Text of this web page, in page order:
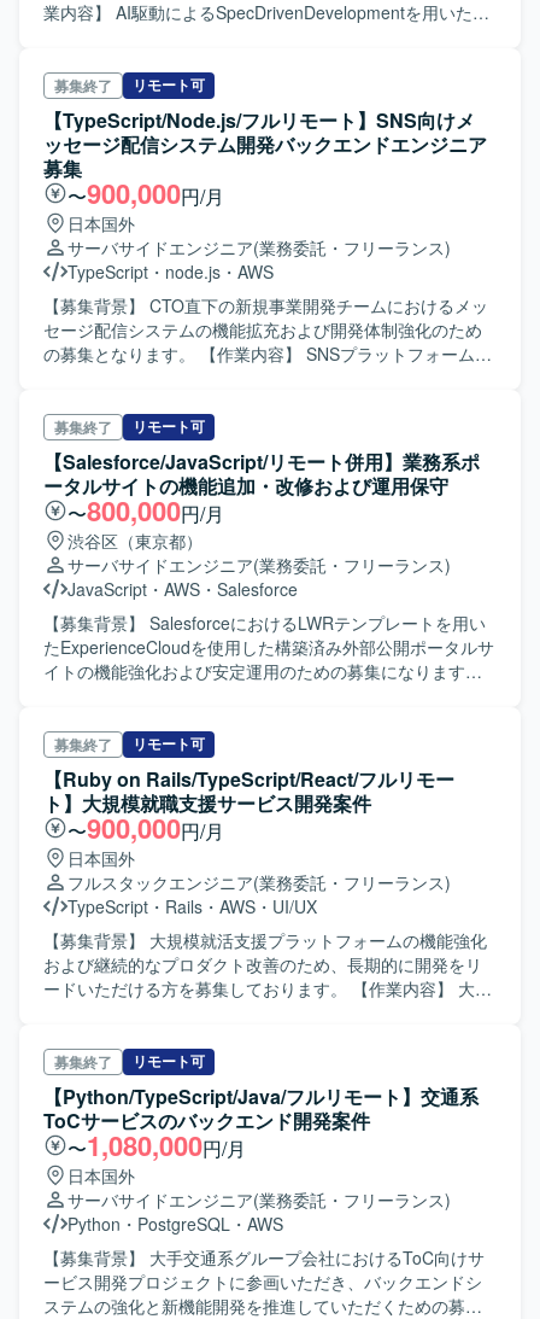
業内容】 AI駆動によるSpecDrivenDevelopmentを用いたプ
仕様設計からアーキテクチャ設計、コードレビュー、リフ
ァクタリング、CI/CDを通じたクラウドリリースまで一貫し
て対応いただきます。メッセージ配信基盤、チャット機
能、認証認可、決済・権限管理機能等のバックエンドおよ
びフロントエンド開発に携わっていただきます。 【求める
人物像】 AI開発ツールを積極的に活用しながら、新しい開
発プロセスやアーキテクチャを自律的に探求できる方を求
めています。チームメンバーと協調しつつ、仕様設計から
実装・レビューまで主体的に推進できる方が望ましいで
す。 【ポジションの魅力】 CTO直下の環境で、AI駆動開発
やSpecDrivenDevelopmentなど最先端の開発手法を実践し
ながら、バックエンドとフロントエンドの両面でアーキテ
【開発環境】 TypeScript、React、Node.js、AWSを中心と
した環境で、Claude Code、Cursor、Codex等のAI開発ツー
ルを用いて開発を行います。
募集終了 リモート可
【TypeScript/Node.js/フルリモート】SNS向けメ
ッセージ配信システム開発バックエンドエンジニア
募集
〜900,000円/月
日本国外
サーバサイドエンジニア(業務委託・フリーランス)
TypeScript ・ node.js ・ AWS
【募集背景】 CTO直下の新規事業開発チームにおけるメッ
セージ配信システムの機能拡充および開発体制強化のため
の募集となります。 【作業内容】 SNSプラットフォーム向
TypeScript / Node.js / HonoによるAPI実装を中心に、フロ
ントエンドやインフラ領域にも関わっていただきます。具
体的には、リッチメニュー機能、ポップアップ作成機能、
チャット機能、多要素認証や権限管理、配信管理画面など
の各種機能の設計・実装・改善を行っていただきます。AI
開発ツールを活用した開発プロセスの推進にも携わってい
ただきます。 【求める人物像】 新しい技術や開発プロセス
の導入に前向きに取り組み、自ら提案しながら開発を推進
いただける方を求めています。バックエンドを中心にフロ
ントエンドやインフラにも主体的に関わり、チームメンバ
ーと協調しながら高品質なプロダクト開発にコミットでき
ジー領域のコア機能開発に携わることができます。
SpecDrivenDevelopmentやAI開発ツールなど、先進的な開
発手法・ツールを積極的に取り入れた環境で、バックエン
ドを中心にフロントエンド・インフラまで幅広い技術スタ
ックを経験できる点が魅力です。 【開発環境】 TypeScript
/ Node.js / Honoなどを用いたバックエンド開発を行いま
す。React(TypeScript)によるフロントエンド開発やAWS環
境での開発も行っており、SpecDrivenDevelopmentやAI開
発ツールを活用した開発プロセスが特徴です。
募集終了 リモート可
【Salesforce/JavaScript/リモート併用】業務系ポ
ータルサイトの機能追加・改修および運用保守
〜800,000円/月
渋谷区（東京都）
サーバサイドエンジニア(業務委託・フリーランス)
JavaScript ・ AWS ・ Salesforce
【募集背景】 SalesforceにおけるLWRテンプレートを用い
たExperienceCloudを使用した構築済み外部公開ポータルサ
イトの機能強化および安定運用のための募集になります。
機能追加や改修、運用保守を行います。設計から製造、単
体試験・結合試験まで一連の工程を担当していただきま
す。また、進捗や品質、課題の管理も行っていただきま
す。 【求める人物像】 Salesforce標準機能やLWC・
JavaScriptを用いた開発経験を活かし、自律的に設計から試
験まで対応していただける方を求めています。チームメン
バーと連携しながら、課題管理や品質向上に主体的に取り
組んでいただける方が望ましいです。 【ポジションの魅
力】 外部公開ポータルサイトの機能追加・改修および運用
保守を通じて、ExperienceCloudやLWRテンプレートなどの
最新のSalesforce関連技術に関する知見を深めていただけま
Salesforce、ExperienceCloud、LWRテンプレート、LWC、
JavaScript、AWS連携構築
募集終了 リモート可
【Ruby on Rails/TypeScript/React/フルリモー
ト】大規模就職支援サービス開発案件
〜900,000円/月
日本国外
フルスタックエンジニア(業務委託・フリーランス)
TypeScript ・ Rails ・ AWS ・ UI/UX
【募集背景】 大規模就活支援プラットフォームの機能強化
および継続的なプロダクト改善のため、長期的に開発をリ
ードいただける方を募集しております。 【作業内容】 大規
改善や共通機能の開発、レスポンシブコーディングやABテ
ストなどを行っていただきます。また、要件定義やリファ
クタリング等の技術提案にも携わっていただきます。 【求
める人物像】 長期的な参画を前提とし、プロダクトやチー
ムの成長にコミットいただける方を求めております。MTG
などのコミュニケーションに前向きに参加し、自発的に技
術提案や改善提案を行っていただける方が望ましいです。
若手メンバーの教育やコードレビューにも積極的に取り組
んでいただける方を歓迎いたします。 【ポジションの魅
力】 大規模な就活支援プラットフォームの開発に携わるこ
とで、数多くのユーザーに価値を届けるサービスづくりに
募集終了 リモート可
【Python/TypeScript/Java/フルリモート】交通系
ToCサービスのバックエンド開発案件
〜1,080,000円/月
日本国外
サーバサイドエンジニア(業務委託・フリーランス)
Python ・ PostgreSQL ・ AWS
【募集背景】 大手交通系グループ会社におけるToC向けサ
ービス開発プロジェクトに参画いただき、バックエンドシ
ステムの強化と新機能開発を推進していただくための募集